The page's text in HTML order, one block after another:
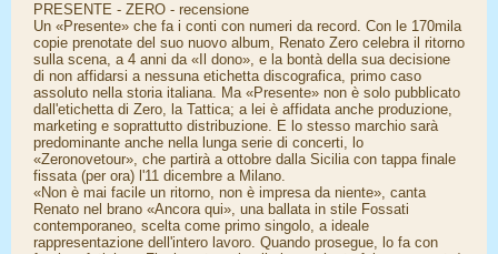
PRESENTE - ZERO - recensione
Un «Presente» che fa i conti con numeri da record. Con le 170mila
copie prenotate del suo nuovo album, Renato Zero celebra il ritorno
sulla scena, a 4 anni da «Il dono», e la bontà della sua decisione
di non affidarsi a nessuna etichetta discografica, primo caso
assoluto nella storia italiana. Ma «Presente» non è solo pubblicato
dall'etichetta di Zero, la Tattica; a lei è affidata anche produzione,
marketing e soprattutto distribuzione. E lo stesso marchio sarà
predominante anche nella lunga serie di concerti, lo
«Zeronovetour», che partirà a ottobre dalla Sicilia con tappa finale
fissata (per ora) l'11 dicembre a Milano.
«Non è mai facile un ritorno, non è impresa da niente», canta
Renato nel brano «Ancora qui», una ballata in stile Fossati
contemporaneo, scelta come primo singolo, a ideale
rappresentazione dell'intero lavoro. Quando prosegue, lo fa con